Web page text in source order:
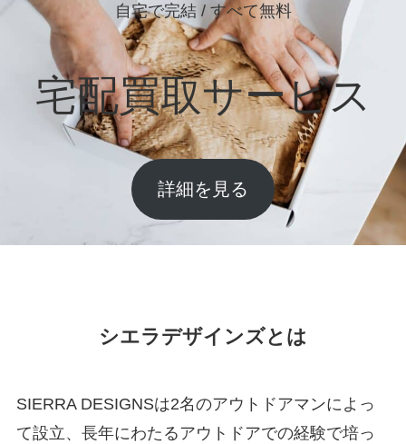
自宅で完結 / すべて無料
宅配買取サービス
詳細を見る
シエラデザインズとは
SIERRA DESIGNSは2名のアウトドアマンによっ
て設立、長年にわたるアウトドアでの経験で培っ